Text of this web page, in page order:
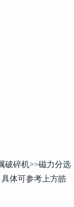
破碎机>>磁力分选
体可参考上方皓